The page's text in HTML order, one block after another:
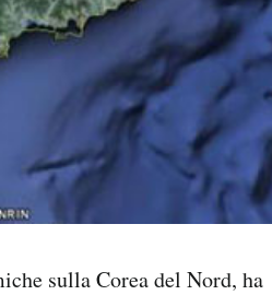
sulla Corea del Nord, ha